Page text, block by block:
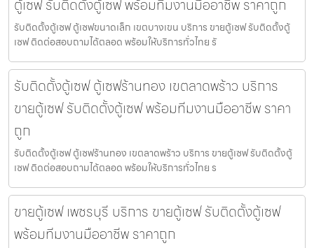
ตู้เซฟ รับติดตั้งตู้เซฟ พร้อมทีมงานมืออาชีพ ราคาถูก
รับติดตั้งตู้เซฟ ตู้เซฟขนาดเล็ก เขตบางเขน บริการ ขายตู้เซฟ รับติดตั้งตู้
เซฟ ติดต่อสอบถามได้ตลอด พร้อมให้บริการทั่วไทย รั
รับติดตั้งตู้เซฟ ตู้เซฟร้านทอง เขตลาดพร้าว บริการ
ขายตู้เซฟ รับติดตั้งตู้เซฟ พร้อมทีมงานมืออาชีพ ราคา
ถูก
รับติดตั้งตู้เซฟ ตู้เซฟร้านทอง เขตลาดพร้าว บริการ ขายตู้เซฟ รับติดตั้งตู้
เซฟ ติดต่อสอบถามได้ตลอด พร้อมให้บริการทั่วไทย ร
ขายตู้เซฟ เพชรบุรี บริการ ขายตู้เซฟ รับติดตั้งตู้เซฟ
พร้อมทีมงานมืออาชีพ ราคาถูก